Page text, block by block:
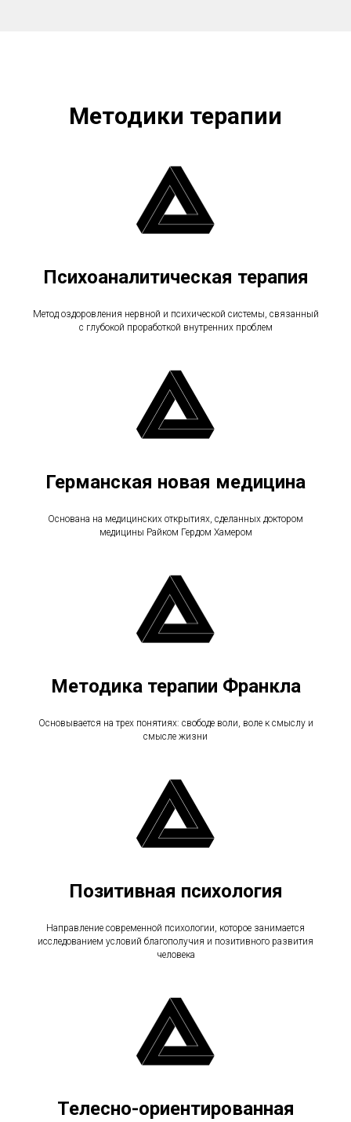
Методики терапии
Психоаналитическая терапия
Метод оздоровления нервной и психической системы, связанный
с глубокой проработкой внутренних проблем
Германская новая медицина
Основана на медицинских открытиях, сделанных доктором
медицины Райком Гердом Хамером
Методика терапии Франкла
Основывается на трех понятиях: свободе воли, воле к смыслу и
смысле жизни
Позитивная психология
Направление современной психологии, которое занимается
исследованием условий благополучия и позитивного развития
человека
Телесно-ориентированная